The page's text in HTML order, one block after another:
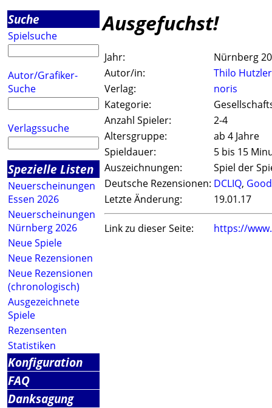
Suche
Spielsuche
Autor/Grafiker-
Suche
Verlagssuche
Spezielle Listen
Neuerscheinungen
Essen 2026
Neuerscheinungen
Nürnberg 2026
Neue Spiele
Neue Rezensionen
Neue Rezensionen
(chronologisch)
Ausgezeichnete
Spiele
Rezensenten
Statistiken
Konfiguration
FAQ
Danksagung
Ausgefuchst!
Jahr:
Nürnberg
Autor/in:
Thilo Hutzler
Verlag:
noris
Kategorie:
Anzahl Spieler:
2-4
Altersgruppe:
ab 4 Jahre
Spieldauer:
5 bis 15
Auszeichnungen:
Spiel der
Deutsche Rezensionen: DCLIQ,
Letzte Änderung:
19.01.17
Link zu dieser Seite: https://